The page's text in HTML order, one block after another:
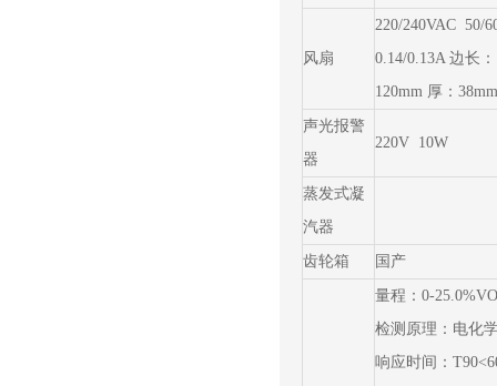
风扇
220/240VAC 50/
0.14/0.13A 边长：
120mm 厚：38mm
声光报警
器
220V 10W
蒸发式凝
汽器
齿轮箱 国产
量程：0-
检测原理：电化
响应时间：